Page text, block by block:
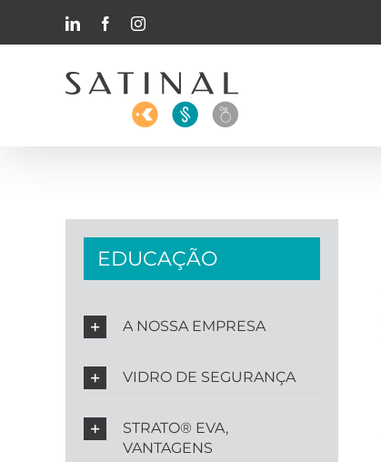
LinkedInFacebookInstagram
EDUCAÇÃO
A NOSSA EMPRESA
VIDRO DE SEGURANÇA
STRATO® EVA,
VANTAGENS